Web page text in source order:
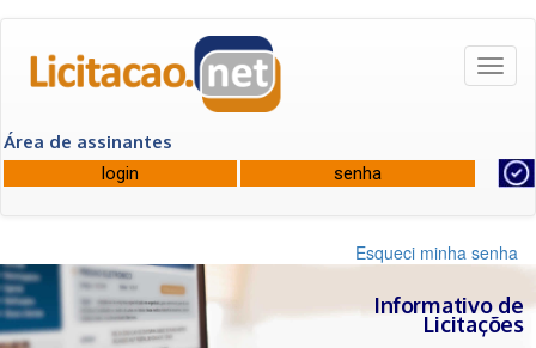
Área de assinantes
Esqueci minha senha
Informativo de
Licitações